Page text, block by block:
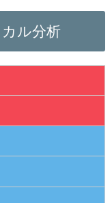
ル分析